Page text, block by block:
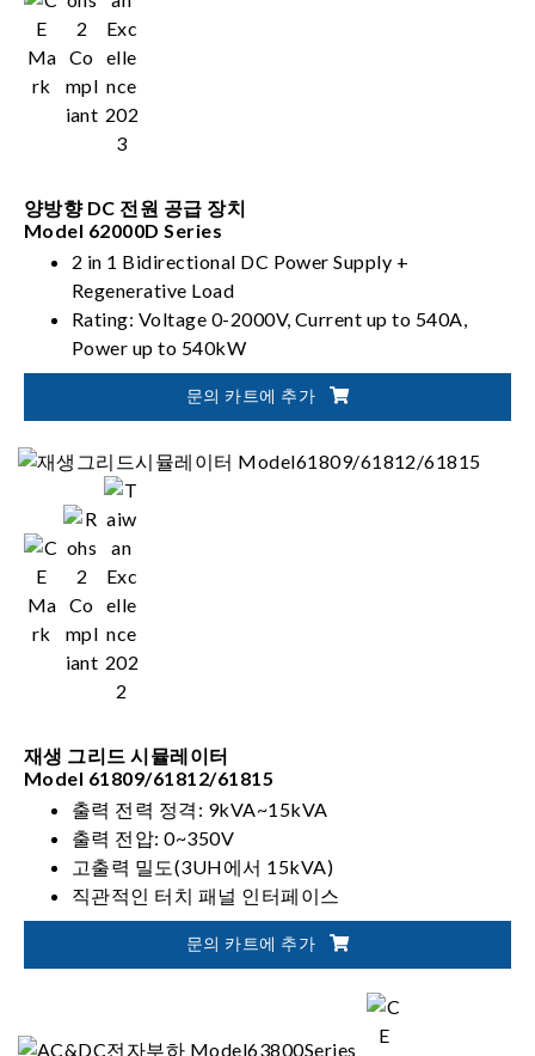
양방향 DC 전원 공급 장치
Model 62000D Series
2 in 1 Bidirectional DC Power Supply +
Regenerative Load
Rating: Voltage 0-2000V, Current up to 540A,
Power up to 540kW
PV, Battery, Fuel Cell simulation
문의 카트에 추가
재생 그리드 시뮬레이터
Model 61809/61812/61815
출력 전력 정격: 9kVA~15kVA
출력 전압: 0~350V
고출력 밀도(3UH에서 15kVA)
직관적인 터치 패널 인터페이스
문의 카트에 추가